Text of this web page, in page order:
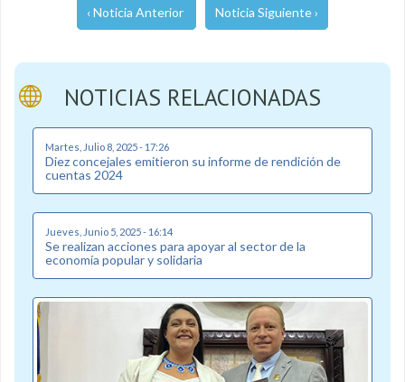
‹ Noticia Anterior Noticia Siguiente ›
NOTICIAS RELACIONADAS
Martes, Julio 8, 2025 - 17:26
Diez concejales emitieron su informe de rendición de
cuentas 2024
Jueves, Junio 5, 2025 - 16:14
Se realizan acciones para apoyar al sector de la
economía popular y solidaria